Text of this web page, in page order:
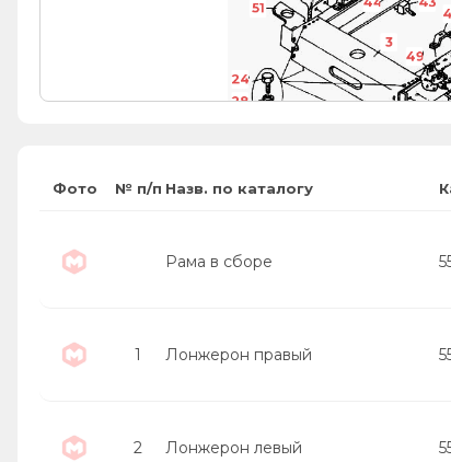
28
49
51
3
24
Фото № п/п Назв. по каталогу
Рама в сборе
1 Лонжерон правый
2 Лонжерон левый